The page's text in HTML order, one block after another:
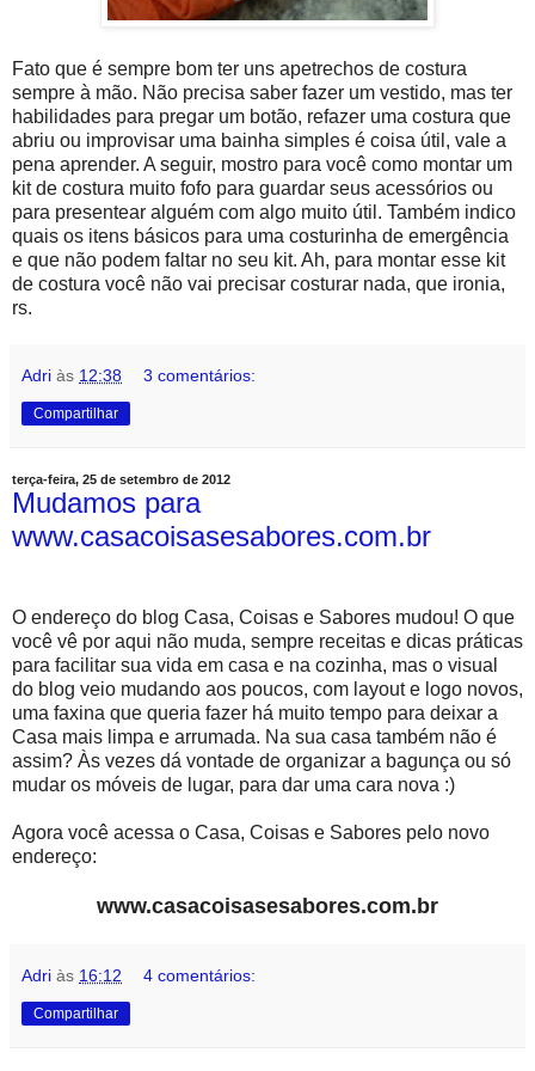
Fato que é sempre bom ter uns apetrechos de costura
sempre à mão. Não precisa saber fazer um vestido, mas ter
habilidades para pregar um botão, refazer uma costura que
abriu ou improvisar uma bainha simples é coisa útil, vale a
pena aprender. A seguir, mostro para você como montar um
kit de costura muito fofo para guardar seus acessórios ou
para presentear alguém com algo muito útil. Também indico
quais os itens básicos para uma costurinha de emergência
e que não podem faltar no seu kit. Ah, para montar esse kit
de costura você não vai precisar costurar nada, que ironia,
rs.
Adri às 12:38 3 comentários:
Compartilhar
terça-feira, 25 de setembro de 2012
Mudamos para
www.casacoisasesabores.com.br
O endereço do blog Casa, Coisas e Sabores mudou! O que
você vê por aqui não muda, sempre receitas e dicas práticas
para facilitar sua vida em casa e na cozinha, mas o visual
do blog veio mudando aos poucos, com layout e logo novos,
uma faxina que queria fazer há muito tempo para deixar a
Casa mais limpa e arrumada. Na sua casa também não é
assim? Às vezes dá vontade de organizar a bagunça ou só
mudar os móveis de lugar, para dar uma cara nova :)
Agora você acessa o Casa, Coisas e Sabores pelo novo
endereço:
www.casacoisasesabores.com.br
Adri às 16:12 4 comentários:
Compartilhar